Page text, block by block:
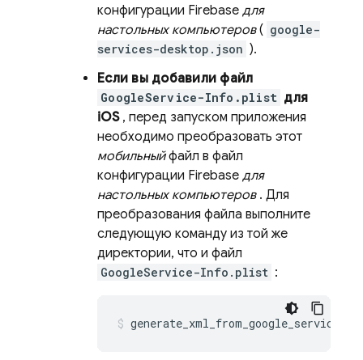
конфигурации Firebase для
настольных компьютеров( google-
services-desktop.json ).
Если вы добавили файл
GoogleService-Info.plist для
iOS, перед запуском приложения
необходимо преобразовать этот
мобильныйфайл в файл
конфигурации Firebase для
настольных компьютеров. Для
преобразования файла выполните
следующую команду из той же
директории, что и файл
GoogleService-Info.plist :